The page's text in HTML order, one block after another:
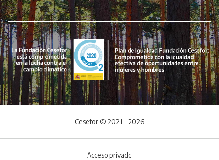
Cesefor © 2021 - 2026
Acceso privado